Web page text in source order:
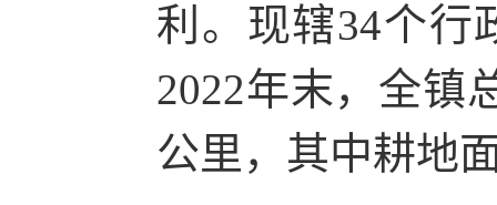
利。现辖34个行
2022年末，全镇
公里，其中耕地